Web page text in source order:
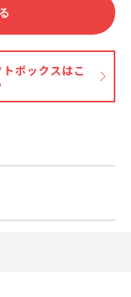
トボックスはこ